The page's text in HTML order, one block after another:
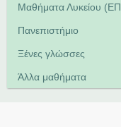
Μαθήματα Λυκείου
Πανεπιστήμιο
Ξένες γλώσσες
Άλλα μαθήματα